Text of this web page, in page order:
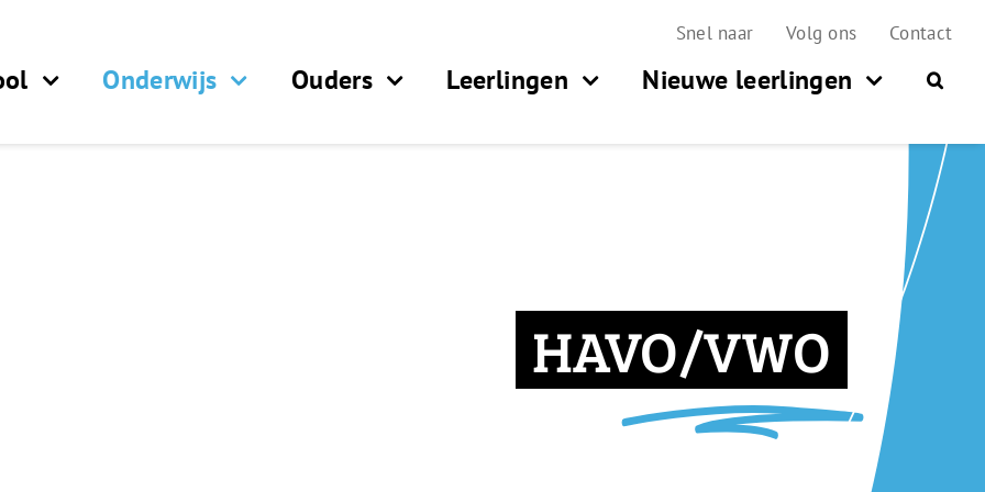
Snel naar Volg ons Contact
Onderwijs Ouders Leerlingen Nieuwe leerlingen
HAVO/VWO